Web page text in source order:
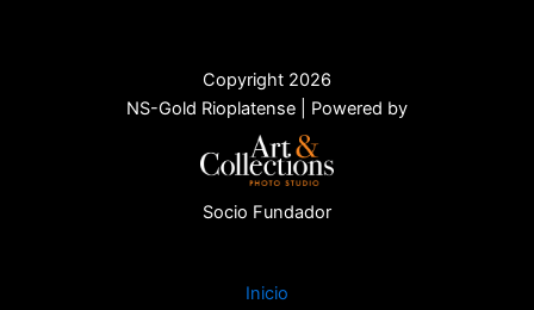
Copyright 2026
NS-Gold Rioplatense | Powered by
Socio Fundador
Inicio